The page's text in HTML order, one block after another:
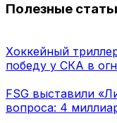
Полезные
Хоккейный
победу у СКА в
FSG выставили
вопроса: 4